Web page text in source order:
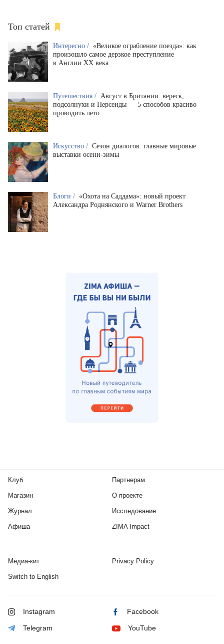
Топ статей
Интересно / «Великое ограбление поезда»: как
произошло самое дерзкое преступление
в Англии XX века
Путешествия / Август в Британии: вереск,
подсолнухи и Персеиды — 5 способов красиво
проводить лето
Искусство / Сезон диалогов: главные мировые
выставки осени-зимы
Блоги / «Охота на Саддама»: новый проект
Александра Роднянского и Warner Brothers
Клуб
Магазин
Журнал
Афиша
Партнерам
О проекте
Исследование
ZIMA Impact
Медиа-кит Privacy Policy
Switch to English
Instagram Facebook
Telegram YouTube